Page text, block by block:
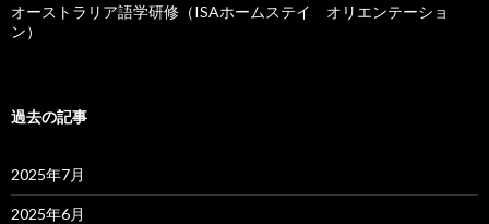
オーストラリア語学研修（ISAホームステイ オリエンテーショ
ン）
過去の記事
2025年7月
2025年6月